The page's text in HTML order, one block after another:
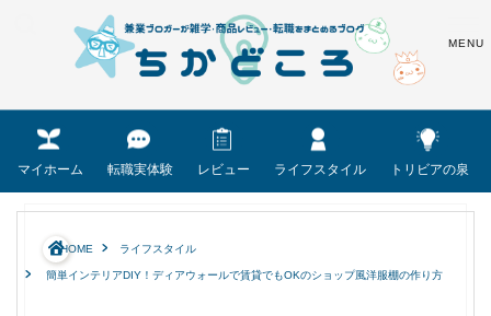
マイホーム 転職実体験 レビュー ライフスタイル トリビアの泉
HOME ライフスタイル
簡単インテリアDIY！ディアウォールで賃貸でもOKのショップ風洋服棚の作り方